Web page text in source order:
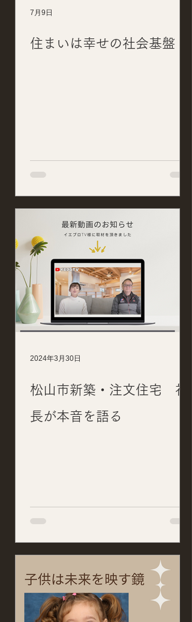
住まいは幸せの社会基盤
7月9日
松山市新築・注文住宅 社
長が本音を語る
2024年3月30日